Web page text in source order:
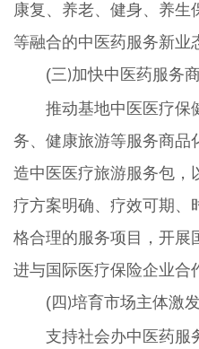
康复、养老、健身、养生
等融合的中医药服务新业
(三)加快中医药服务
推动基地中医医疗保
务、健康旅游等服务商品
造中医医疗旅游服务包，
疗方案明确、疗效可期、
格合理的服务项目，开展
进与国际医疗保险企业合
(四 )培育市场主体激发
支持社会办中医药服务